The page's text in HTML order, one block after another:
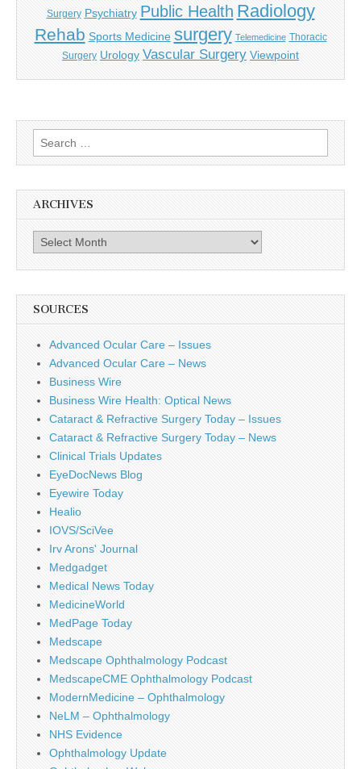
Surgery Psychiatry Public Health Radiology
Rehab Sports Medicine surgery Telemedicine Thoracic
Surgery Urology Vascular Surgery Viewpoint
Search
for:
ARCHIVES
Archives
SOURCES
Advanced Ocular Care – Issues
Advanced Ocular Care – News
Business Wire
Business Wire Health: Optical News
Cataract & Refractive Surgery Today – Issues
Cataract & Refractive Surgery Today – News
Clinical Trials Updates
EyeDocNews Blog
Eyewire Today
Healio
IOVS/SciVee
Irv Arons' Journal
Medgadget
Medical News Today
MedicineWorld
MedPage Today
Medscape
Medscape Ophthalmology Podcast
MedscapeCME Ophthalmology Podcast
ModernMedicine – Ophthalmology
NeLM – Ophthalmology
NHS Evidence
Ophthalmology Update